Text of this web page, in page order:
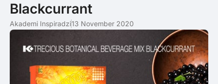
Blackcurrant
Akademi Inspiradzi13 November 2020